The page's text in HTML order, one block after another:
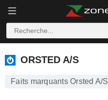
ORSTED A/S
ORSTED A/S
Faits marquants Orsted A/S